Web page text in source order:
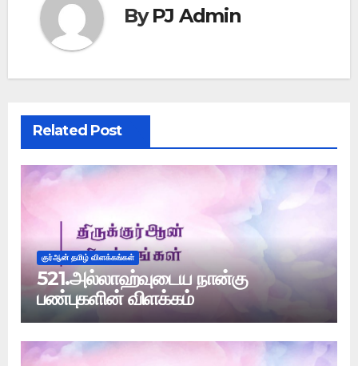
ByPJ Admin
Related Post
குர்ஆன் தமிழ் விளக்கங்கள்
521.அல்லாஹ்வுடைய நான்கு
பண்புகளின் விளக்கம்